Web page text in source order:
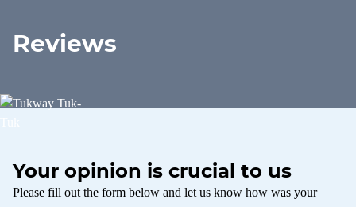
Reviews
Your opinion is crucial to us
Please fill out the form below and let us know how was your